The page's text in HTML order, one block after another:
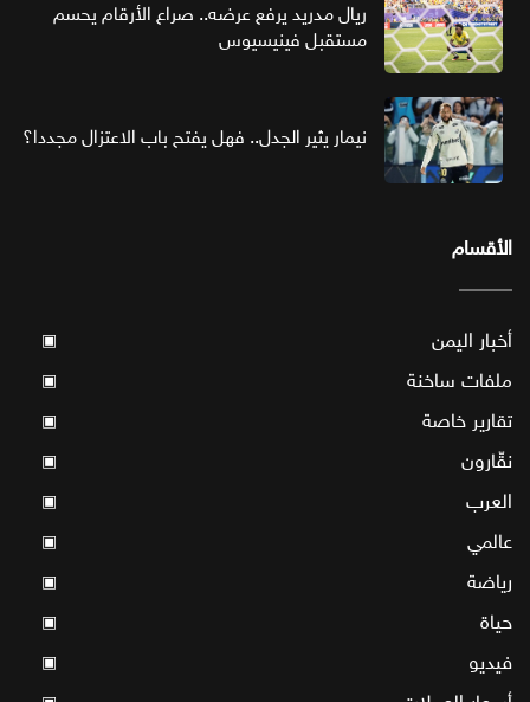
ريال مدريد يرفع عرضه.. صراع الأرقام يحسم
مستقبل فينيسيوس
نيمار يثير الجدل.. فهل يفتح باب الاعتزال مجددا؟
الأقسام
أخبار اليمن ▣
ملفات ساخنة ▣
تقارير خاصة ▣
نقّارون ▣
العرب ▣
عالمي ▣
رياضة ▣
حياة ▣
فيديو ▣